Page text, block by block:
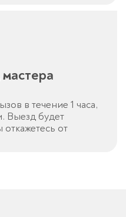
в течение 1 часа,
Выезд будет
от